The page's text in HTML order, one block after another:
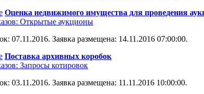
Оценка недвижимого имущества для проведения
Открытые аукционы
07.11.2016. Заявка размещена: 14.11.2016 07:00:00.
Поставка архивных коробок
Запросы котировок
03.11.2016. Заявка размещена: 11.11.2016 10:00:00.